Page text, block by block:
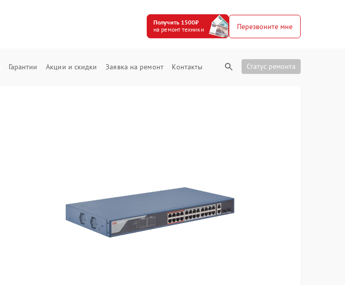
Получить 1500₽
на ремонт техники
Перезвоните мне
Гарантии Акции и скидки Заявка на ремонт Контакты Статус ремонта